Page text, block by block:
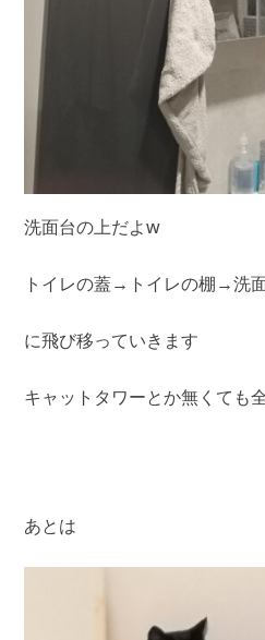
洗面台の上だよw
トイレの蓋→トイレの棚→洗
に飛び移っていきます
キャットタワーとか無くても
あとは